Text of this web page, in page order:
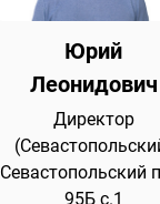
Юрий
Леонидович
Директор
Севастопольский
95Б с.1